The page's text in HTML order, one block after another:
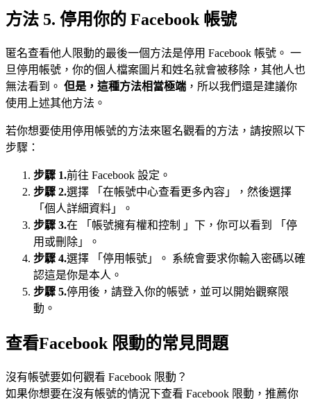
方法 5. 停用你的 Facebook 帳號
匿名查看他人限動的最後一個方法是停用 Facebook 帳號。 一
旦停用帳號，你的個人檔案圖片和姓名就會被移除，其他人也
無法看到。 但是，這種方法相當極端 ，所以我們還是建議你
使用上述其他方法。
若你想要使用停用帳號的方法來匿名觀看的方法，請按照以下
步驟：
步驟 1.前往 Facebook 設定。
步驟 2.選擇 「在帳號中心查看更多內容」，然後選擇
「個人詳細資料」。
步驟 3.在 「帳號擁有權和控制 」下，你可以看到 「停
用或刪除」。
步驟 4.選擇 「停用帳號」。 系統會要求你輸入密碼以確
認這是你是本人。
步驟 5.停用後，請登入你的帳號，並可以開始觀察限
動。
查看Facebook 限動的常見問題
沒有帳號要如何觀看 Facebook 限動？
如果你想要在沒有帳號的情況下查看 Facebook 限動，推薦你